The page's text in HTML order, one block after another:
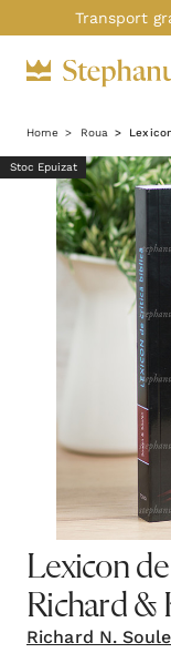
Transport
Home Roua
Stoc Epuizat
Lexicon
Richard &
Richard N.